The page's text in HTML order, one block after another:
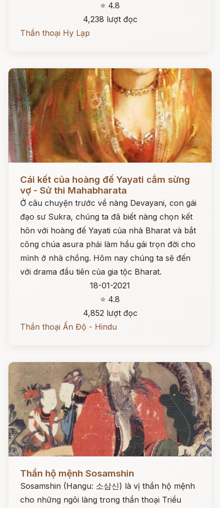
⭐ 4.8
4,238 lượt đọc
Thần thoại Hy Lạp
Cái kết của hoàng đế Yayati cắm sừng
vợ - Sử thi Mahabharata
Ở câu chuyện trước về nàng Devayani, con gái
đạo sư Sukra, chúng ta đã biết nàng chọn kết
hôn với hoàng đế Yayati của nhà Bharat và bắt
công chúa asura phải làm hầu gái trọn đời cho
mình ở nhà chồng. Hôm nay chúng ta sẽ đến
với drama đầu tiên của gia tộc Bharat.
18-01-2021
⭐ 4.8
4,852 lượt đọc
Thần thoại Ấn Độ - Hindu
Đọc ngay
Thần hộ mệnh Sosamshin
Sosamshin (Hangu: 소삼신) là vị thần hộ mệnh
cho những ngôi làng trong thần thoại Triều